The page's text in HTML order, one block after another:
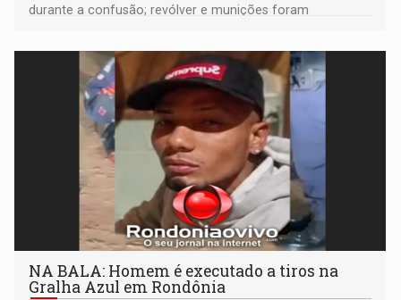
durante a confusão; revólver e munições foram
NA BALA: Homem é executado a tiros na
Gralha Azul em Rondônia